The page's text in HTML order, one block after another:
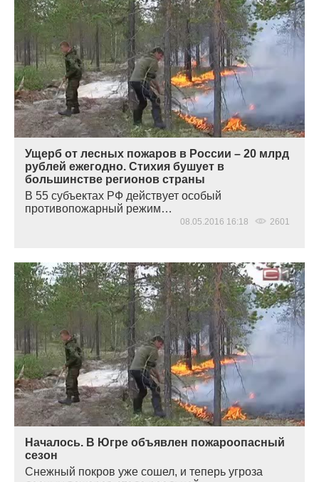
Ущерб от лесных пожаров в России – 20 млрд
рублей ежегодно. Стихия бушует в
большинстве регионов страны
В 55 субъектах РФ действует особый
противопожарный режим…
08.05.2016 16:18 2601
Началось. В Югре объявлен пожароопасный
сезон
Снежный покров уже сошел, и теперь угроза